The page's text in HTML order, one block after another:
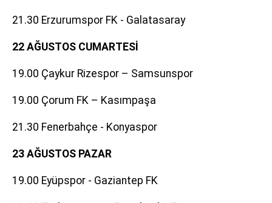
21.30 Erzurumspor FK - Galatasaray
22 AĞUSTOS CUMARTESİ
19.00 Çaykur Rizespor – Samsunspor
19.00 Çorum FK – Kasımpaşa
21.30 Fenerbahçe - Konyaspor
23 AĞUSTOS PAZAR
19.00 Eyüpspor - Gaziantep FK